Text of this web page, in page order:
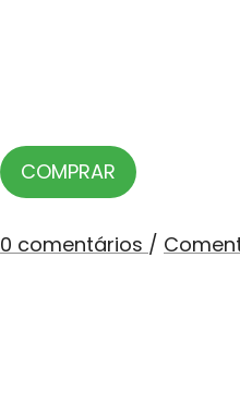
COMPRAR
0 comentários /